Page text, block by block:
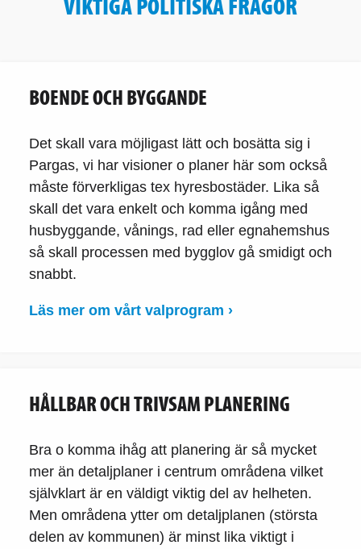
BOENDE OCH BYGGANDE
Det skall vara möjligast lätt och bosätta sig i
Pargas, vi har visioner o planer här som också
måste förverkligas tex hyresbostäder. Lika så
skall det vara enkelt och komma igång med
husbyggande, vånings, rad eller egnahemshus
så skall processen med bygglov gå smidigt och
snabbt.
Läs mer om vårt valprogram ›
HÅLLBAR OCH TRIVSAM PLANERING
Bra o komma ihåg att planering är så mycket
mer än detaljplaner i centrum områdena vilket
självklart är en väldigt viktig del av helheten.
Men områdena ytter om detaljplanen (största
delen av kommunen) är minst lika viktigt i